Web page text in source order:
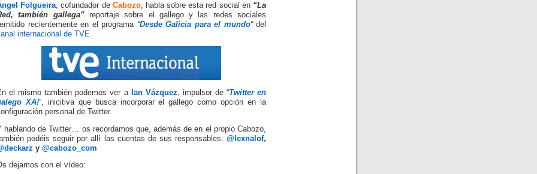
Folgueira , cofundador de Cabozo, habla sobre esta red social en “La
también gallega” reportaje sobre el gallego y las redes sociales
recientemente en el programa “Desde Galicia para el mundo“del
internacional de TVE
el mismo también podemos ver a Ian Vázquez, impulsor de “Twitter en
XA!“, inicitiva que busca incorporar el gallego como opción en la
personal de Twitter.
hablando de Twitter… os recordamos que, además de en el propio Cabozo,
podéis seguir por allí las cuentas de sus responsables: @lexnalof,
y @cabozo_com
dejamos con el vídeo: